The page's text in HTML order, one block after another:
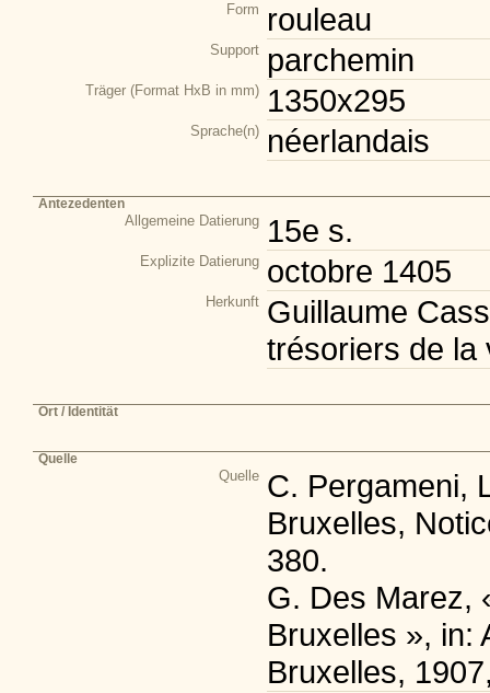
Form rouleau
Support parchemin
Träger (Format HxB in mm) 1350x295
Sprache(n) néerlandais
Antezedenten
Allgemeine Datierung 15e s.
Explizite Datierung octobre 1405
Herkunft Guillaume
trésoriers de la
Ort / Identität
Quelle
Quelle C. Pergameni,
Bruxelles,
380.
G. Des Marez,
Bruxelles », in:
Bruxelles,